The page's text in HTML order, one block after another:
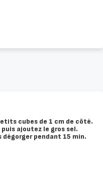
cubes de 1 cm de côté.
ajoutez le gros sel.
pendant 15 min.